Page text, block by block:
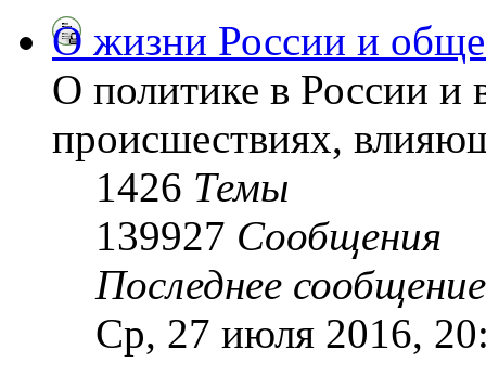
О жизни России и
О политике в России и
происшествиях,
1426 Темы
139927 Сообщения
Последнее сообщение
Ср, 27 июля 2016,